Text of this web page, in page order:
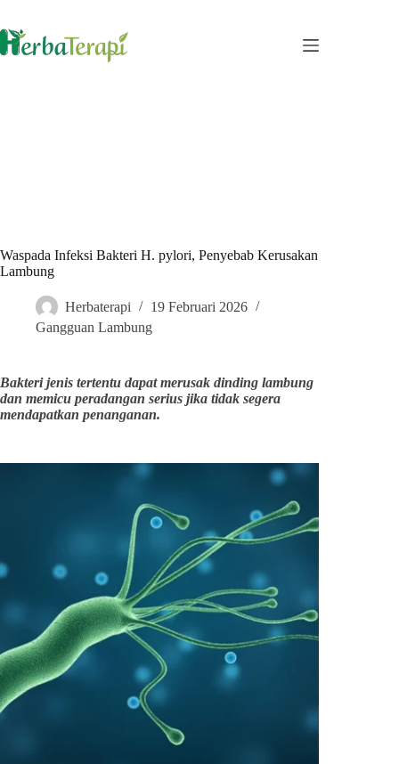
content
Waspada Infeksi Bakteri H. pylori, Penyebab Kerusakan
Lambung
Herbaterapi
19 Februari 2026
Gangguan Lambung
Bakteri jenis tertentu dapat merusak dinding lambung
dan memicu peradangan serius jika tidak segera
mendapatkan penanganan.